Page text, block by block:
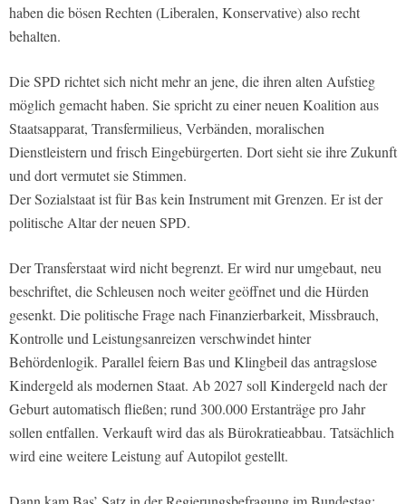
haben die bösen Rechten (Liberalen, Konservative) also recht
behalten.
Die SPD richtet sich nicht mehr an jene, die ihren alten Aufstieg
möglich gemacht haben. Sie spricht zu einer neuen Koalition aus
Staatsapparat, Transfermilieus, Verbänden, moralischen
Dienstleistern und frisch Eingebürgerten. Dort sieht sie ihre Zukunft
und dort vermutet sie Stimmen.
Der Sozialstaat ist für Bas kein Instrument mit Grenzen. Er ist der
politische Altar der neuen SPD.
Der Transferstaat wird nicht begrenzt. Er wird nur umgebaut, neu
beschriftet, die Schleusen noch weiter geöffnet und die Hürden
gesenkt. Die politische Frage nach Finanzierbarkeit, Missbrauch,
Kontrolle und Leistungsanreizen verschwindet hinter
Behördenlogik. Parallel feiern Bas und Klingbeil das antragslose
Kindergeld als modernen Staat. Ab 2027 soll Kindergeld nach der
Geburt automatisch fließen; rund 300.000 Erstanträge pro Jahr
sollen entfallen. Verkauft wird das als Bürokratieabbau. Tatsächlich
wird eine weitere Leistung auf Autopilot gestellt.